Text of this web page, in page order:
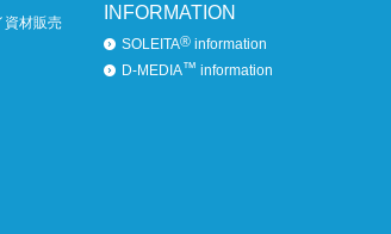
資材販売
INFORMATION
SOLEITA® information
D-MEDIA™ information